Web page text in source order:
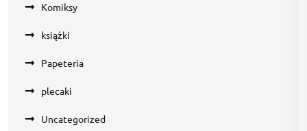
Komiksy
książki
Papeteria
plecaki
Uncategorized